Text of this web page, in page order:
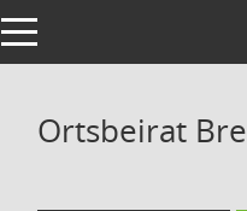
Toggle navigation
Ortsbeirat